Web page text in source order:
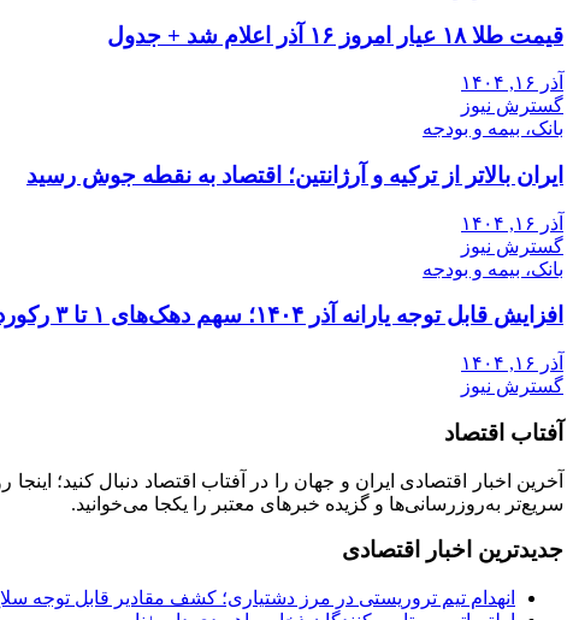
قیمت طلا ۱۸ عیار امروز ۱۶ آذر اعلام شد + جدول
آذر ۱۶, ۱۴۰۴
گسترش نیوز
بانک، بیمه و بودجه
ایران بالاتر از ترکیه و آرژانتین؛ اقتصاد به نقطه جوش رسید
آذر ۱۶, ۱۴۰۴
گسترش نیوز
بانک، بیمه و بودجه
افزایش قابل توجه یارانه آذر ۱۴۰۴؛ سهم دهک‌های ۱ تا ۳ رکورد زد
آذر ۱۶, ۱۴۰۴
گسترش نیوز
آفتاب اقتصاد
آخرین اخبار اقتصادی ایران و جهان را در آفتاب اقتصاد دنبال کنید؛
سریع‌تر به‌روزرسانی‌ها و گزیده خبرهای معتبر را یکجا می‌خوانید.
جدیدترین اخبار اقتصادی
انهدام تیم تروریستی در مرز دشتیاری؛ کشف مقادیر قابل توجه